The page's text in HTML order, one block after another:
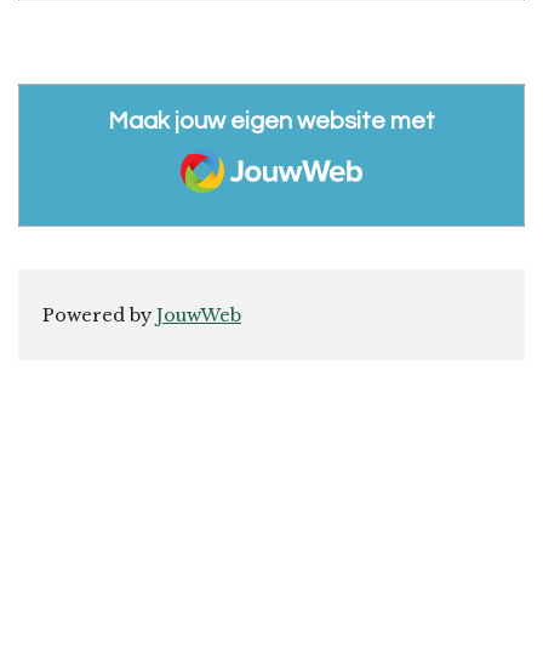
Maak jouw eigen website met
JouwWeb
Powered by JouwWeb